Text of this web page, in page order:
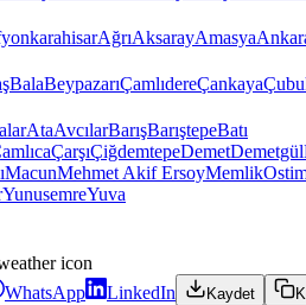
AğrıAksarayAmasya
BalaBeypazarıÇamlıdereÇankaya
AtaAvcılarBarışBarıştepeBatı
ÇarşıÇiğdemtepeDemetDemetgül
MacunMehmet Akif ErsoyMemlik
YunusemreYuva
WhatsApp LinkedIn Kaydet